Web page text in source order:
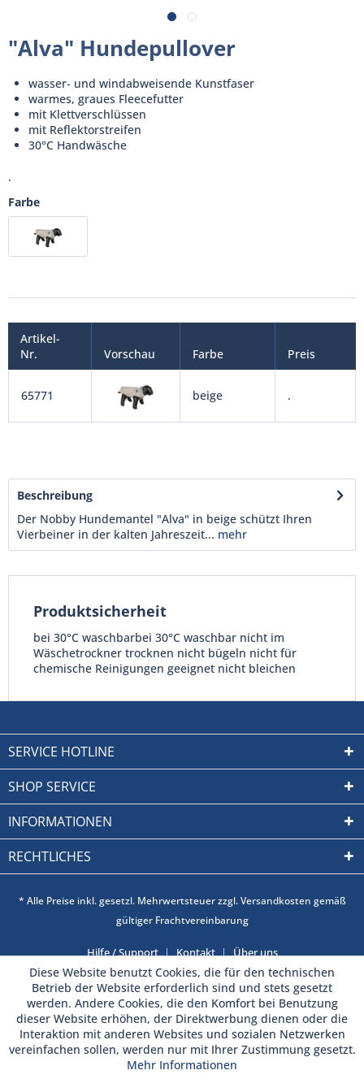
"Alva" Hundepullover
wasser- und windabweisende Kunstfaser
warmes, graues Fleecefutter
mit Klettverschlüssen
mit Reflektorstreifen
30°C Handwäsche
.
Farbe
Artikel-
Nr.
Vorschau Farbe Preis
65771 beige .
Beschreibung
Der Nobby Hundemantel "Alva" in beige schützt Ihren
Vierbeiner in der kalten Jahreszeit... mehr
Produktsicherheit
bei 30°C waschbarbei 30°C waschbar nicht im
Wäschetrockner trocknen nicht bügeln nicht für
chemische Reinigungen geeignet nicht bleichen
SERVICE HOTLINE
SHOP SERVICE
INFORMATIONEN
RECHTLICHES
* Alle Preise inkl. gesetzl. Mehrwertsteuer zzgl. Versandkosten gemäß
gültiger Frachtvereinbarung
Hilfe / Support Kontakt Über uns
Diese Website benutzt Cookies, die für den technischen
Betrieb der Website erforderlich sind und stets gesetzt
werden. Andere Cookies, die den Komfort bei Benutzung
dieser Website erhöhen, der Direktwerbung dienen oder die
Interaktion mit anderen Websites und sozialen Netzwerken
vereinfachen sollen, werden nur mit Ihrer Zustimmung gesetzt.
Mehr Informationen